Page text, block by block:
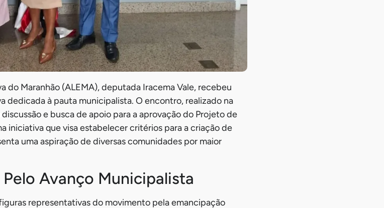
do Maranhão (ALEMA), deputada Iracema Vale, recebeu
dedicada à pauta municipalista. O encontro, realizado na
e busca de apoio para a aprovação do Projeto de
iniciativa que visa estabelecer critérios para a criação de
uma aspiração de diversas comunidades por maior
Avanço Municipalista
representativas do movimento pela emancipação